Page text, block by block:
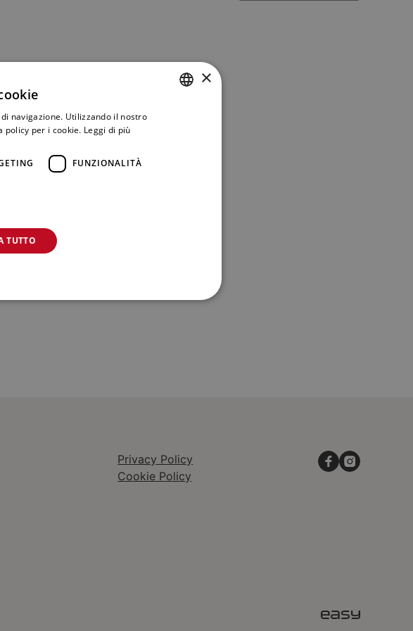
Privacy Policy
Cookie Policy
×
navigazione. Utilizzando il nostro
policy per i cookie. Leggi di più
FUNZIONALITÀ
TUTTO